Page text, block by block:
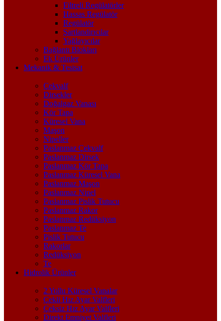
Filtreli Regülatörler
Hassas Regülatör
Regülatör
Şartlandırıcılar
Yağlayıcılar
Bağlantı Blokları
Ek Ürünler
Mekanik & Tesisat
Çekvalf
Dirsekler
Doğalgaz Vanası
Kör Tapa
Küresel Vana
Maşon
Nipeller
Paslanmaz Çekvalf
Paslanmaz Dirsek
Paslanmaz Kör Tapa
Paslanmaz Küresel Vana
Paslanmaz Maşon
Paslanmaz Nipel
Paslanmaz Pislik Tutucu
Paslanmaz Rakor
Paslanmaz Redüksiyon
Paslanmaz Te
Pislik Tutucu
Rakorlar
Redüksiyon
Te
Hidrolik Ürünler
2 Yollu Küresel Vanalar
Çekli Hız Ayar Valfleri
Çeksiz Hız Ayar Valfleri
Direkt Emniyet Valfleri